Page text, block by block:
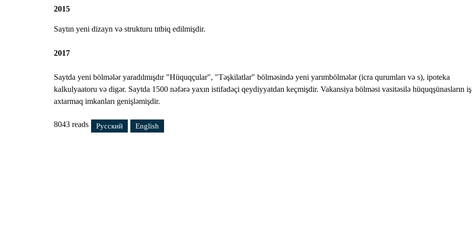
2015
Saytın yeni dizayn və strukturu tıtbiq edilmişdir.
2017
Saytda yeni bölmələr yaradılmışdır "Hüquqçular", "Təşkilatlar" bölməsində yeni yarımbölmələr (icra qurumları və s), ipoteka
kalkulyaatoru və digər. Saytda 1500 nəfərə yaxın istifadəçi qeydiyyatdan keçmişdir. Vakansiya bölməsi vasitəsilə hüquqşünasların iş
axtarmaq imkanları genişləmişdir.
8043 reads Русский English